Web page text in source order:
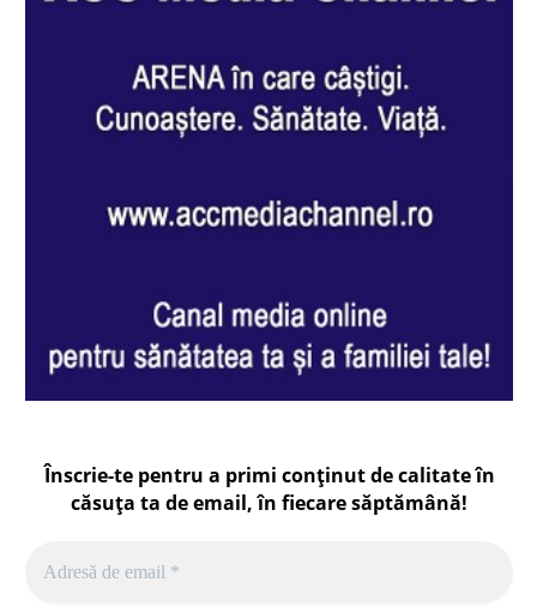
Înscrie-te pentru a primi conținut de calitate în
căsuța ta de email, în fiecaresăptămână!